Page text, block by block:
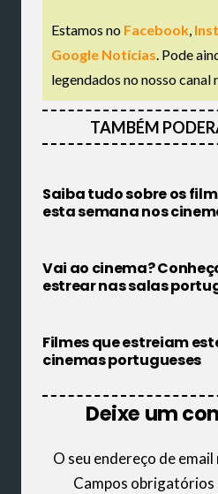
Estamos no Facebook
Google Notícias . Pode
legendados no nosso canal
TAMBÉM
Saiba tudo sobre os
esta semana nos
Vai ao cinema?
estrear nas salas
Filmes que estreiam
cinemas portugueses
Deixe um
O seu endereço de
Campos obrigatórios